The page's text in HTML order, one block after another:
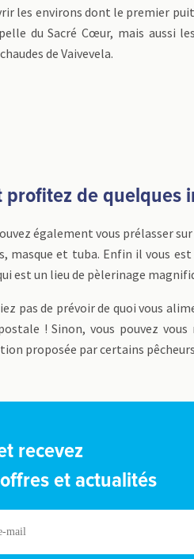
les environs dont le premier
du Sacré Cœur, mais aussi
de Vaivevela.
profitez de quelques
également vous prélasser
masque et tuba. Enfin il vous
est un lieu de pèlerinage
pas de prévoir de quoi vous
! Sinon, vous pouvez
proposée par certains
recevez
et actualités